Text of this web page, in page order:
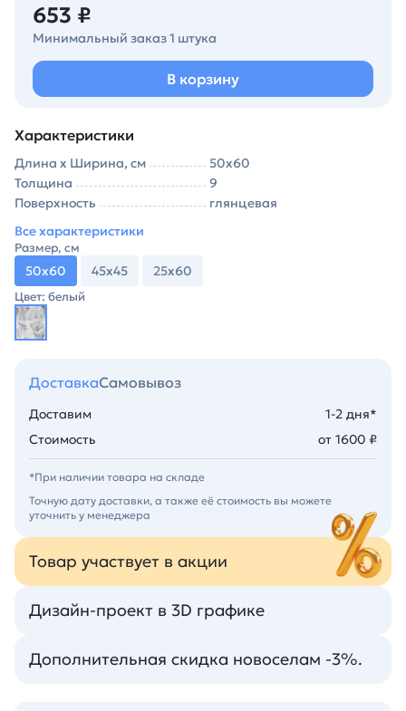
653 ₽
Минимальный заказ 1 штука
В корзину
Характеристики
Длина х Ширина, см
50х60
Толщина
9
Поверхность
глянцевая
Все характеристики
Размер, см
50х60 45х45 25х60
Цвет: белый
ДоставкаСамовывоз
Доставим
1-2 дня*
Стоимость
от 1600 ₽
*При наличии товара на складе
Точную дату доставки, а также её стоимость вы можете
уточнить у менеджера
Товар участвует в акции
Дизайн-проект в 3D графике
Дополнительная скидка новоселам -3%.